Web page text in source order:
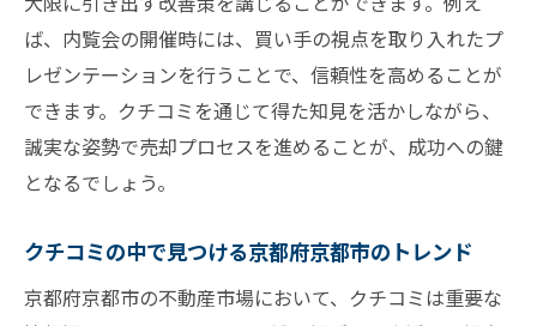
却のステップ
クチコミ活用で可能になるステップアップ
京都府京都市での売却におけるクチコミの
効果的利用
クチコミを利用した売却プロセスの最適化
成功に導くためのクチコミ活用ステップ
クチコミを取り入れた戦略的売却アプロー
ば、内覧会の開催時には、買い手の視点を取り入れたプ
レゼンテーションを行うことで、信頼性を高めることが
できます。クチコミを通じて得た知見を活かしながら、
誠実な姿勢で売却プロセスを進めることが、成功への鍵
となるでしょう。
クチコミの中で見つける京都府京都市のトレンド
京都府京都市の不動産市場において、クチコミは重要な